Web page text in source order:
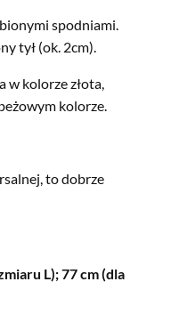
spodniami.
tył (ok. 2cm).
w kolorze złota,
kolorze.
to dobrze
L); 77 cm (dla